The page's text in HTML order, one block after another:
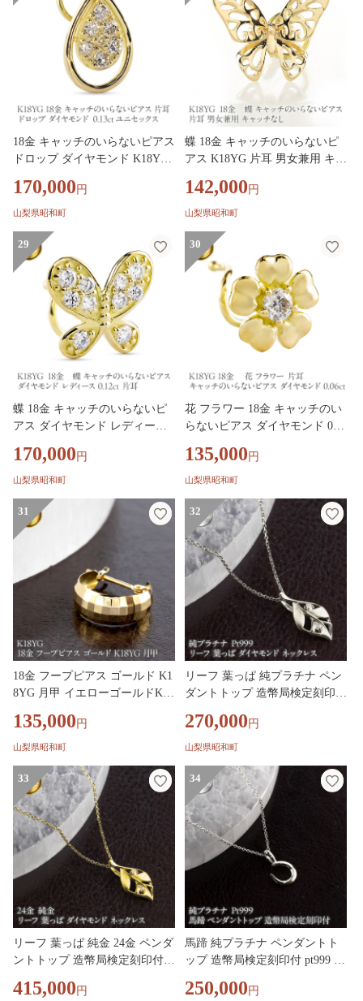
18金 キャッチのいらないピアス
ドロップ ダイヤモンド K18YG
ス つけっぱなし イエローゴー
ルドk18 キャッチナッシャー 26
170,000 円
山梨県昭和町
蝶 18金 キャッチのいらないピ
アス K18YG 片耳 男女兼用 キャ
イエローゴールドk18 地金 キャ
ッチナッシャー 260209p200yu S
142,000 円
山梨県昭和町
29
蝶 18金 キャッチのいらないピ
アス ダイヤモンド レディース
し ピアス イエローゴールドk18
キャッチナッシャー 260305bd40
170,000 円
山梨県昭和町
30
花 フラワー 18金 キャッチのい
らないピアス ダイヤモンド 0.0
ピアス イエローゴールドk18 キ
ャッチナッシャー 260305bd401d
135,000 円
山梨県昭和町
31
18金 フープピアス ゴールド K1
8YG 月甲 イエローゴールドK18
AA384
135,000 円
山梨県昭和町
32
リーフ 葉っぱ 純プラチナ ペン
ダントトップ 造幣局検定刻印付
レディース 小さめ 260430200pt
999 SWAA383-b
270,000 円
山梨県昭和町
33
リーフ 葉っぱ 純金 24金 ペンダ
ントトップ 造幣局検定刻印付
め k24 レディース ゴールド 24k
415,000 円
34
馬蹄 純プラチナ ペンダントト
ップ 造幣局検定刻印付 pt999 ネ
ィース 260427200pt999 SWAA38
250,000 円